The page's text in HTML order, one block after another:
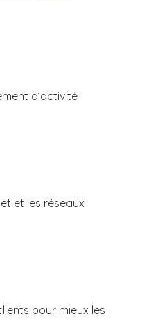
d’activité
et les réseaux
pour mieux les